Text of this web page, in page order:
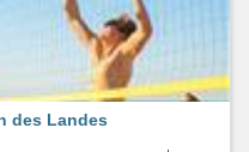
des Landes